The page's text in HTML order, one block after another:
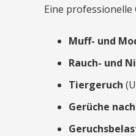
Eine
Muff- und
Rauch- und
Tiergeruch
Gerüche